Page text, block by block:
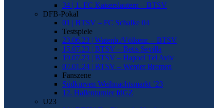
34 | 1. FC Kaiserslautern – BTSV
DFB-Pokal
01 | BTSV – FC Schalke 04
Testspiele
23.06.23 | Watenb./Völkenr. – BTSV
15.07.23 | BTSV – Betis Sevilla
19.07.23 | BTSV – Hapoel Tel Aviv
07.01.24 | BTSV – Werder Bremen
Fanszene
Südkurven Weihnachtsmarkt ’23
12. Hallenturnier fdGZ
U23